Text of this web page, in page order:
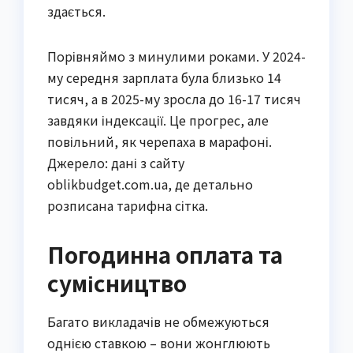
здається.
Порівняймо з минулими роками. У 2024-
му середня зарплата була близько 14
тисяч, а в 2025-му зросла до 16-17 тисяч
завдяки індексації. Це прогрес, але
повільний, як черепаха в марафоні.
Джерело: дані з сайту
oblikbudget.com.ua, де детально
розписана тарифна сітка.
Погодинна оплата та
сумісництво
Багато викладачів не обмежуються
однією ставкою – вони жонглюють